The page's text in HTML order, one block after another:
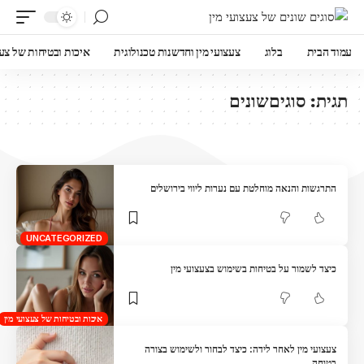
עמוד הבית בלוג צעצועי מין וחדשנות טכנולוגית איכות ובטיחות של
תגית:סוגיםשונים
UNCATEGORIZED
התרגשות והנאה מוחלטת עם נערות ליווי בירושלים
איכות ובטיחות של צעצועי מין
כיצד לשמור על בטיחות בשימוש בצעצועי מין
צעצועי מין לאחר לידה: כיצד לבחור ולשימוש בצורה